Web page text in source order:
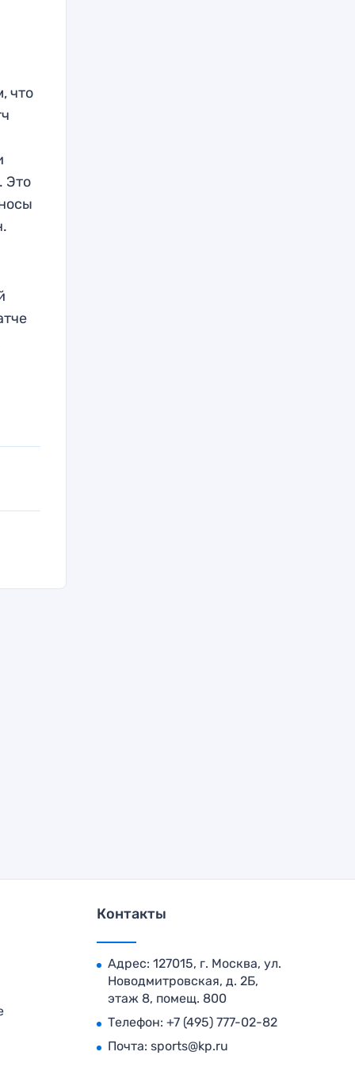
что
Это
Контакты
Адрес: 127015, г. Москва, ул.
Новодмитровская, д. 2Б,
этаж 8, помещ. 800
Телефон: +7 (495) 777-02-82
Почта: sports@kp.ru